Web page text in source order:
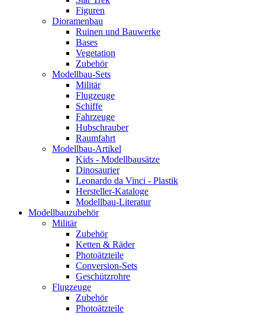
Figuren
Dioramenbau
Ruinen und Bauwerke
Bases
Vegetation
Zubehör
Modellbau-Sets
Militär
Flugzeuge
Schiffe
Fahrzeuge
Hubschrauber
Raumfahrt
Modellbau-Artikel
Kids - Modellbausätze
Dinosaurier
Leonardo da Vinci - Plastik
Hersteller-Kataloge
Modellbau-Literatur
Modellbauzubehör
Militär
Zubehör
Ketten & Räder
Photoätzteile
Conversion-Sets
Geschützrohre
Flugzeuge
Zubehör
Photoätzteile